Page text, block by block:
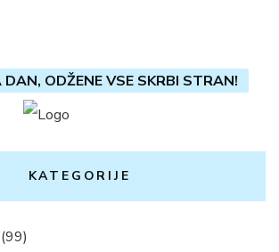
DAN, ODŽENE VSE SKRBI STRAN!
KATEGORIJE
(99)